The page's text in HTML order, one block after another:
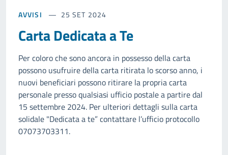
AVVISI 25 SET 2024
Carta Dedicata a Te
Per coloro che sono ancora in possesso della carta
possono usufruire della carta ritirata lo scorso anno, i
nuovi beneficiari possono ritirare la propria carta
personale presso qualsiasi ufficio postale a partire dal
15 settembre 2024. Per ulteriori dettagli sulla carta
solidale "Dedicata a te” contattare l’ufficio protocollo
07073703311.